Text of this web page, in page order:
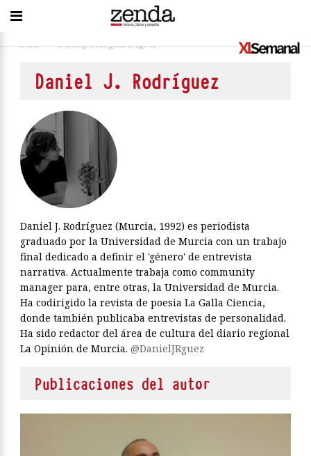
Inicio > Daniel J. Rodríguez(Page 8)
Daniel J. Rodríguez
Daniel J. Rodríguez (Murcia, 1992) es periodista
graduado por la Universidad de Murcia con un trabajo
final dedicado a definir el 'género' de entrevista
narrativa. Actualmente trabaja como community
manager para, entre otras, la Universidad de Murcia.
Ha codirigido la revista de poesia La Galla Ciencia,
donde también publicaba entrevistas de personalidad.
Ha sido redactor del área de cultura del diario regional
La Opinión de Murcia. @DanielJRguez
Publicaciones del autor